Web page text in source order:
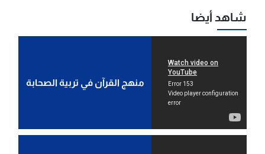
شاهد أيضا
منهج القرآن في تربية الصحابة